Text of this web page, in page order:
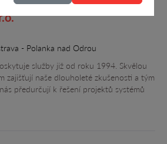
- Polanka nad Odrou
služby již od roku 1994. Skvělou
zajišťují naše dlouholeté zkušenosti a tým
předurčují k řešení projektů systémů